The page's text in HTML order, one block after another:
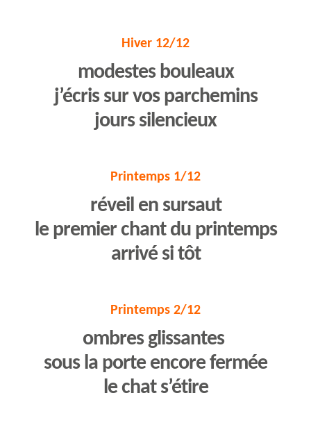
Hiver 12/12
modestes bouleaux
j’écris sur vos parchemins
jours silencieux
Printemps 1/12
réveil en sursaut
le premier chant du printemps
arrivé si tôt
Printemps 2/12
ombres glissantes
sous la porte encore fermée
le chat s’étire